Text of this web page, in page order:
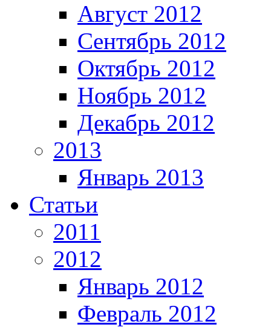
Август 2012
Сентябрь 2012
Октябрь 2012
Ноябрь 2012
Декабрь 2012
2013
Январь 2013
Статьи
2011
2012
Январь 2012
Февраль 2012